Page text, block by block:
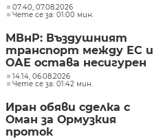
Саудитска Арабия
07:40, 07.08.2026
Чете се за: 01:00 мин.
МВнР: Въздушният
транспорт между ЕС и
ОАЕ остава несигурен
14:14, 06.08.2026
Чете се за: 01:42 мин.
Иран обяви сделка с
Оман за Ормузкия
проток